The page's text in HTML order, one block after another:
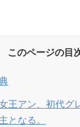
このページの目
王アン、初代グ
となる。